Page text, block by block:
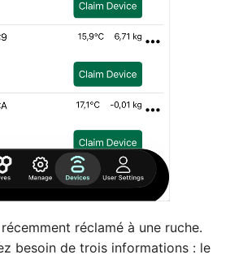
réclamé à une ruche.
besoin de trois informations : le